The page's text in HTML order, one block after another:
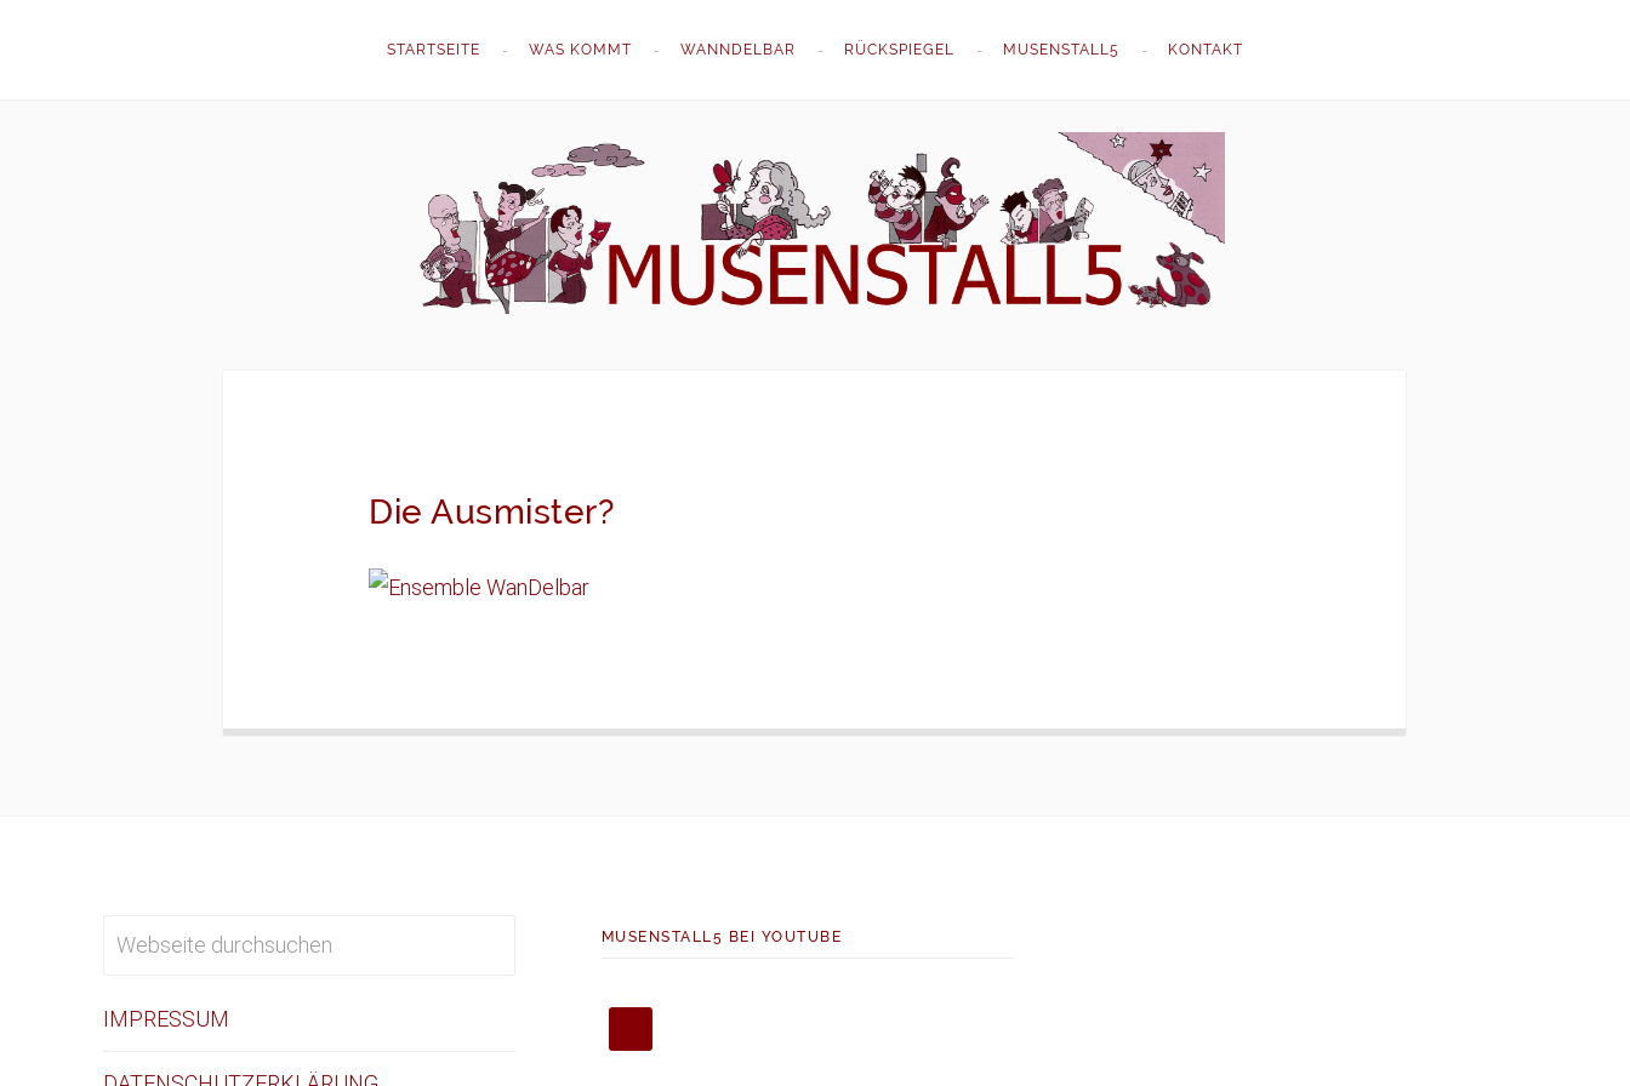
STARTSEITE WAS KOMMT WANNDELBAR RÜCKSPIEGEL MUSENSTALL5 KONTAKT
Die Ausmister?
IMPRESSUM
MUSENSTALL5 BEI YOUTUBE